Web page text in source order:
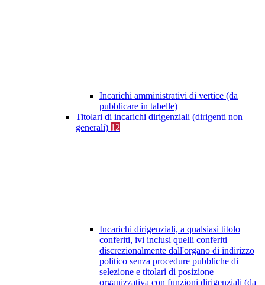
Incarichi amministrativi di vertice (da
pubblicare in tabelle)
Titolari di incarichi dirigenziali (dirigenti non
generali) 12
Incarichi dirigenziali, a qualsiasi titolo
conferiti, ivi inclusi quelli conferiti
discrezionalmente dall'organo di indirizzo
politico senza procedure pubbliche di
selezione e titolari di posizione
organizzativa con funzioni dirigenziali (da